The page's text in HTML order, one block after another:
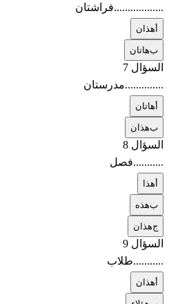
..................فراشتان
أهذان
بهاتان
السؤال 7
..............مدرستان
أهاتان
بهذان
السؤال 8
...........فصل
أهذا
بهذه
جهذان
السؤال 9
...........طلاب
أهذان